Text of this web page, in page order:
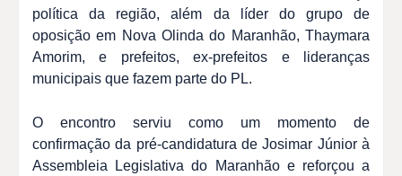
política da região, além da líder do grupo de
oposição em Nova Olinda do Maranhão, Thaymara
Amorim, e prefeitos, ex-prefeitos e lideranças
municipais que fazem parte do PL.
O encontro serviu como um momento de
confirmação da pré-candidatura de Josimar Júnior à
Assembleia Legislativa do Maranhão e reforçou a